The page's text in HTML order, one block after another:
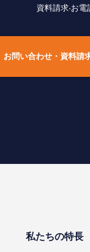
資料請求‧お
お問い合わせ・資料請
私たちの特⻑